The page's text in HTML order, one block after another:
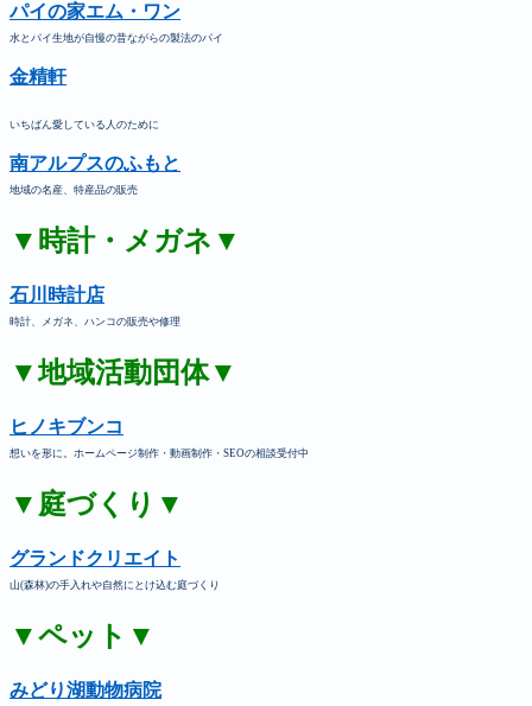
パイの家エム・ワン
水とパイ生地が自慢の昔ながらの製法のパイ
金精軒
いちばん愛している人のために
南アルプスのふもと
地域の名産、特産品の販売
▼時計・メガネ▼
石川時計店
時計、メガネ、ハンコの販売や修理
▼地域活動団体▼
ヒノキブンコ
想いを形に。ホームページ制作・動画制作・SEOの相談受付中
▼庭づくり▼
グランドクリエイト
山(森林)の手入れや自然にとけ込む庭づくり
▼ペット▼
みどり湖動物病院